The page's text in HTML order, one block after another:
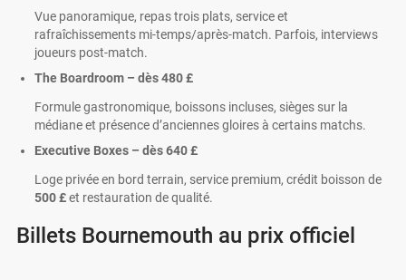
Vue panoramique, repas trois plats, service et
rafraîchissements mi-temps/après-match. Parfois, interviews
joueurs post-match.
The Boardroom – dès480 £
Formule gastronomique, boissons incluses, sièges sur la
médiane et présence d’anciennes gloires à certains matchs.
Executive Boxes – dès640 £
Loge privée en bord terrain, service premium, crédit boisson de
500 £et restauration de qualité.
Billets Bournemouth au prix officiel